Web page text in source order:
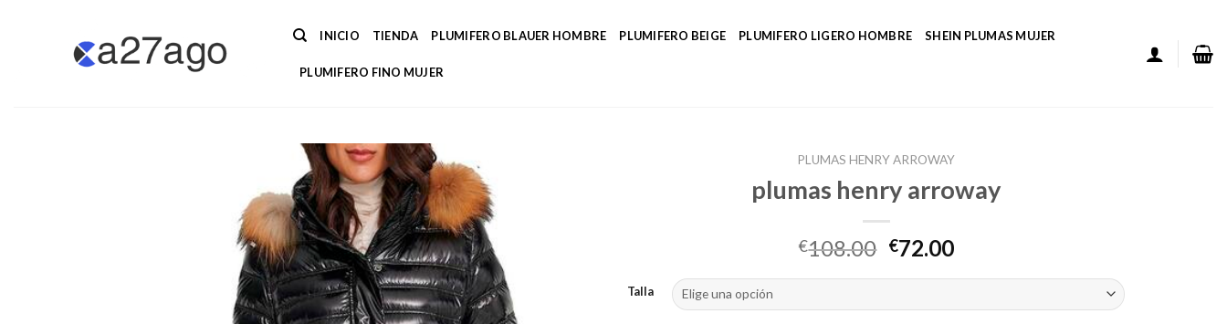
INICIO TIENDA PLUMIFERO BLAUER HOMBRE PLUMIFERO BEIGE PLUMIFERO LIGERO HOMBRE SHEIN PLUMAS MUJER
PLUMIFERO FINO MUJER
PLUMAS HENRY ARROWAY
plumas henry arroway
€108.00 €72.00
Talla